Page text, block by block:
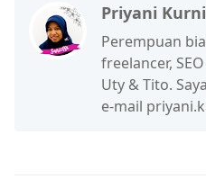
Priyani
Perempuan
freelancer,
Uty & Tito.
e-mail